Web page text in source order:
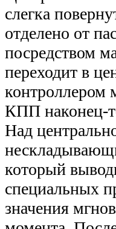
слегка
отделено от
посредством
переходит в
контроллером
КПП наконец-
Над
который
специальных
значения